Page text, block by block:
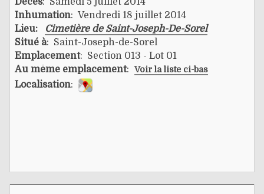
Inhumation: Vendredi 18 juillet 2014
Lieu:
Cimetière de Saint-Joseph-De-Sorel
Situé à: Saint-Joseph-de-Sorel
Emplacement: Section 013 - Lot 01
Au même emplacement: Voir la liste ci-bas
Localisation: